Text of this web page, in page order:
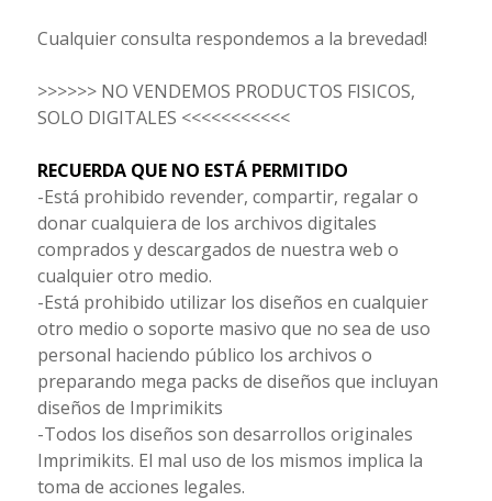
Cualquier consulta respondemos a la brevedad!
>>>>>> NO VENDEMOS PRODUCTOS FISICOS,
SOLO DIGITALES <<<<<<<<<<<
RECUERDA QUE NO ESTÁ PERMITIDO
-Está prohibido revender, compartir, regalar o
donar cualquiera de los archivos digitales
comprados y descargados de nuestra web o
cualquier otro medio.
-Está prohibido utilizar los diseños en cualquier
otro medio o soporte masivo que no sea de uso
personal haciendo público los archivos o
preparando mega packs de diseños que incluyan
diseños de Imprimikits
-Todos los diseños son desarrollos originales
Imprimikits. El mal uso de los mismos implica la
toma de acciones legales.